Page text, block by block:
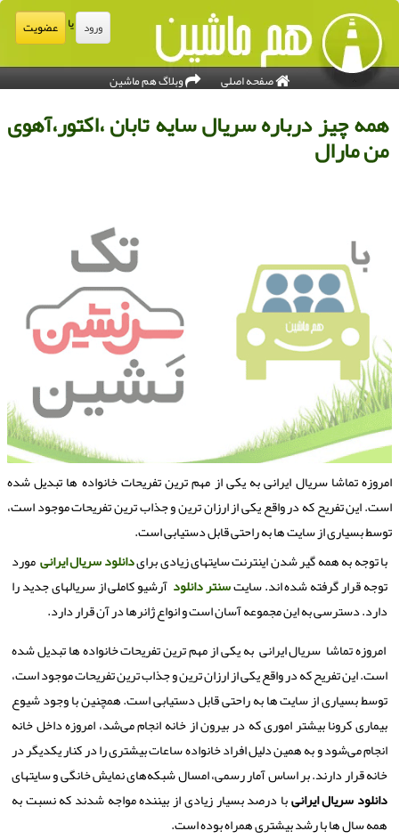
ورود عضویت
صفحه اصلی وبلاگ هم ماشین
همه چیز درباره سریال سایه تابان ،اكتور،آهوی
من مارال
تماشا سریال ایرانی به یكی از مهم ترین تفریحات خانواده ها تبدیل شده
این تفریح كه در واقع یكی از ارزان ترین و جذاب ترین تفریحات موجود است،
بسیاری از سایت ها به راحتی قابل دستیابی است.
با توجه به همه گیر شدن اینترنت سایت­های زیادی برایدانلودسریالایرانیمورد
توجه قرار گرفته شده اند. سایتسنتردانلودآرشیو کاملی از سریال­های جدید را
دارد. دسترسی به این مجموعه آسان است و انواع ژانرها در آن قرار دارد.
امروزه تماشا سریال ایرانی به یکی از مهم ترین تفریحات خانواده ها تبدیل شده
است. این تفریح که در واقع یکی از ارزان ترین و جذاب ترین تفریحات موجود است،
توسط بسیاری از سایت ها به راحتی قابل دستیابی است. همچنین با وجود شیوع
بیماری کرونا بیشتر اموری که در بیرون از خانه انجام می‌شد، امروزه داخل خانه
انجام می‌شود و به همین دلیل افراد خانواده ساعات بیشتری را در کنار یکدیگر در
خانه قرار دارند. بر اساس آمار رسمی، امسال شبکه‌های نمایش خانگی و سایت­های
دانلود سریال ایرانیبا درصد بسیار زیادی از بیننده مواجه شدند که نسبت به
همه سال ها با رشد بیشتری همراه بوده است.